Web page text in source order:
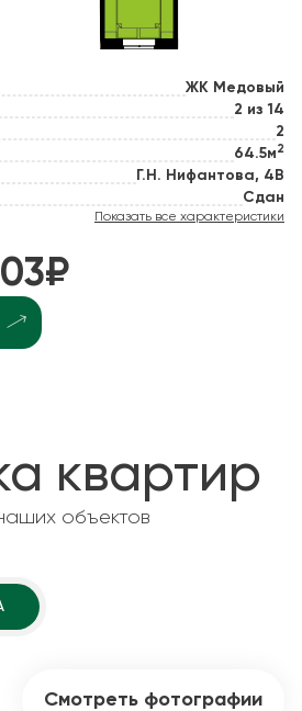
ЖК Медовый
2 из 14
2
64.5м 2
Г.Н. Нифантова, 4В
Сдан
Показать все характеристики
₽
квартир
объектов
Смотреть фотографии